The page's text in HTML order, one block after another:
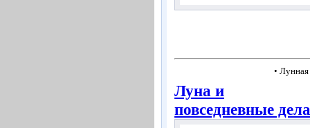
• Лунная
Луна и
повседневные дела